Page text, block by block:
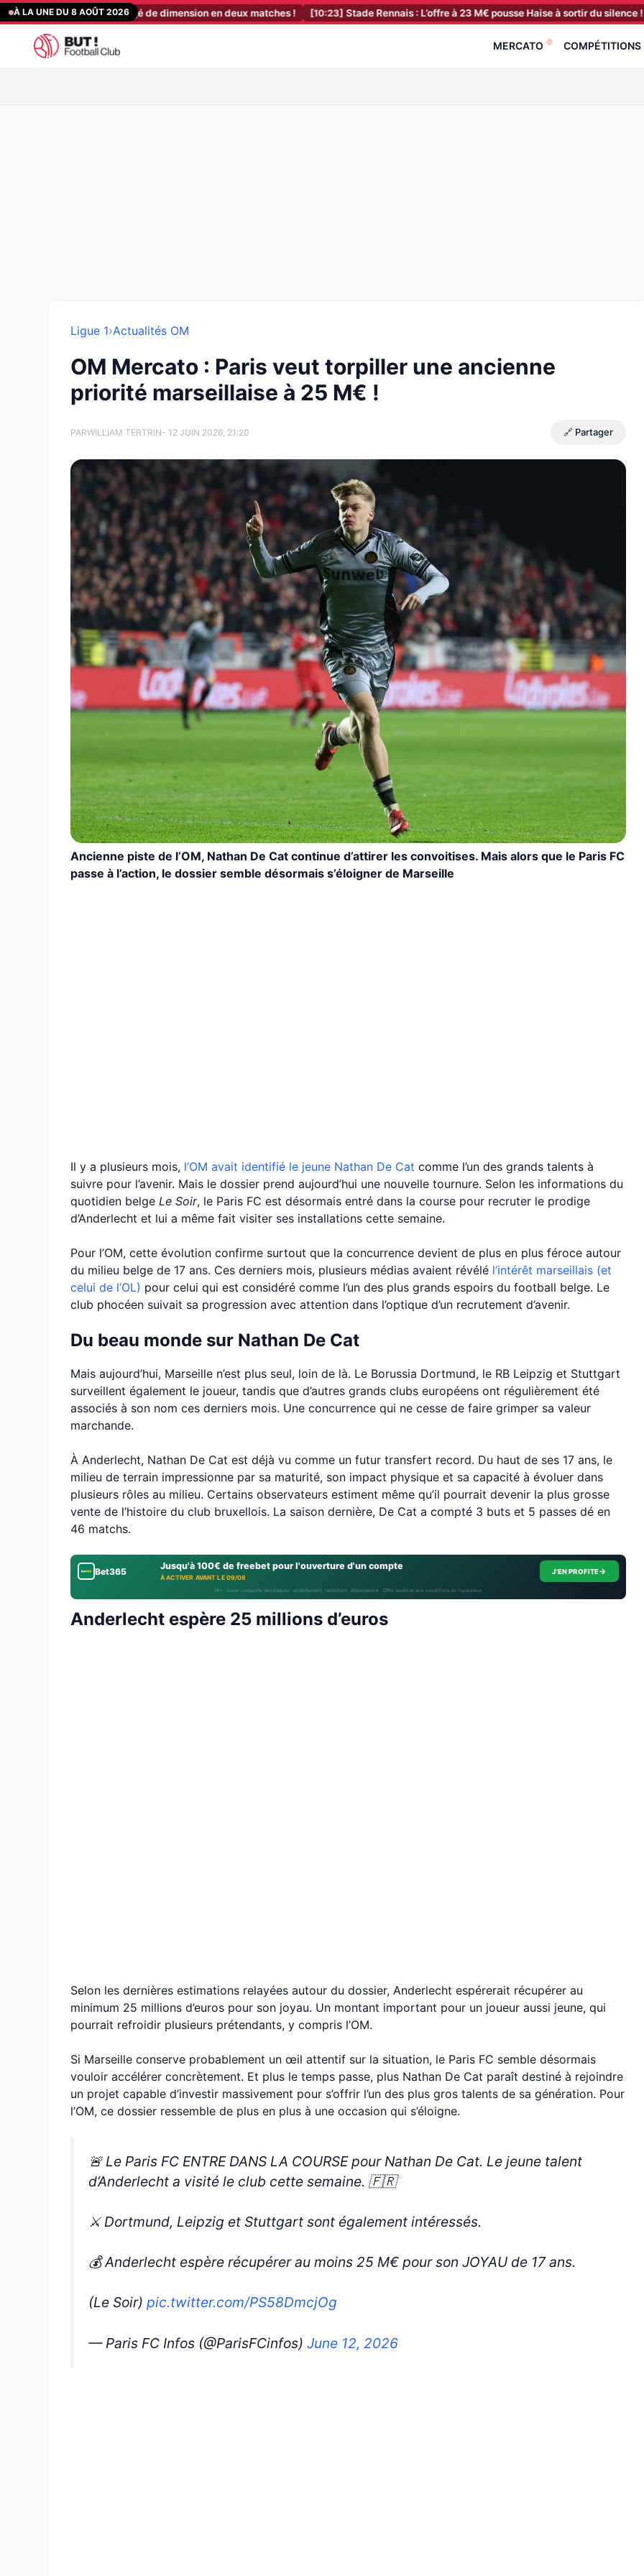
Aller
au
contenu
À LA UNE DU 8 AOÛT 2026
des Verts a changé de dimension en deux matches ! [10:23] Stade Rennais : L’offre à 23 M€ pousse Haise à sortir du silence ! [10:08]
MERCATO COMPÉTITIONS
Ligue 1›Actualités OM
OM Mercato : Paris veut torpiller une ancienne
priorité marseillaise à 25 M€ !
PARWILLIAM TERTRIN- 12 JUIN 2026, 21:20 🔗 Partager
Ancienne piste de l’OM, Nathan De Cat continue d’attirer les convoitises. Mais alors que le Paris FC
passe à l’action, le dossier semble désormais s’éloigner de Marseille
Il y a plusieurs mois, l’OM avait identifié le jeune Nathan De Cat comme l’un des grands talents à
suivre pour l’avenir. Mais le dossier prend aujourd’hui une nouvelle tournure. Selon les informations du
quotidien belge Le Soir, le Paris FC est désormais entré dans la course pour recruter le prodige
d’Anderlecht et lui a même fait visiter ses installations cette semaine.
Pour l’OM, cette évolution confirme surtout que la concurrence devient de plus en plus féroce autour
du milieu belge de 17 ans. Ces derniers mois, plusieurs médias avaient révélé l’intérêt marseillais (et
celui de l’OL) pour celui qui est considéré comme l’un des plus grands espoirs du football belge. Le
club phocéen suivait sa progression avec attention dans l’optique d’un recrutement d’avenir.
Du beau monde sur Nathan De Cat
Mais aujourd’hui, Marseille n’est plus seul, loin de là. Le Borussia Dortmund, le RB Leipzig et Stuttgart
surveillent également le joueur, tandis que d’autres grands clubs européens ont régulièrement été
associés à son nom ces derniers mois. Une concurrence qui ne cesse de faire grimper sa valeur
marchande.
À Anderlecht, Nathan De Cat est déjà vu comme un futur transfert record. Du haut de ses 17 ans, le
milieu de terrain impressionne par sa maturité, son impact physique et sa capacité à évoluer dans
plusieurs rôles au milieu. Certains observateurs estiment même qu’il pourrait devenir la plus grosse
vente de l’histoire du club bruxellois. La saison dernière, De Cat a compté 3 buts et 5 passes dé en
46 matchs.
Bet365 Jusqu'à 100€ de freebet pour l'ouverture d'un compte
À ACTIVER AVANT LE 09/08
J'EN PROFITE→
18+ · Jouer comporte des risques : endettement, isolement, dépendance · Offre soumise aux conditions de l’opérateur.
Anderlecht espère 25 millions d’euros
Selon les dernières estimations relayées autour du dossier, Anderlecht espérerait récupérer au
minimum 25 millions d’euros pour son joyau. Un montant important pour un joueur aussi jeune, qui
pourrait refroidir plusieurs prétendants, y compris l’OM.
Si Marseille conserve probablement un œil attentif sur la situation, le Paris FC semble désormais
vouloir accélérer concrètement. Et plus le temps passe, plus Nathan De Cat paraît destiné à rejoindre
un projet capable d’investir massivement pour s’offrir l’un des plus gros talents de sa génération. Pour
l’OM, ce dossier ressemble de plus en plus à une occasion qui s’éloigne.
🚨 Le Paris FC ENTRE DANS LA COURSE pour Nathan De Cat. Le jeune talent
d’Anderlecht a visité le club cette semaine. 🇫🇷
⚔️ Dortmund, Leipzig et Stuttgart sont également intéressés.
💰 Anderlecht espère récupérer au moins 25 M€ pour son JOYAU de 17 ans.
(Le Soir) pic.twitter.com/PS58DmcjOg
— Paris FC Infos (@ParisFCinfos) June 12, 2026